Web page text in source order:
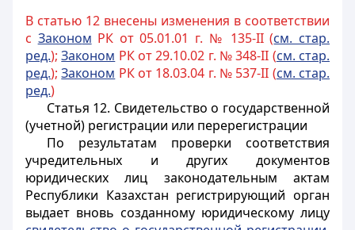
В статью 12 внесены изменения в соответствии
с Законом РК от 05.01.01 г. № 135-II (см. стар.
ред.);Законом РК от 29.10.02 г. № 348-II (см. стар.
ред.);Законом РК от 18.03.04 г. № 537-II (см. стар.
ред.)
Статья 12. Свидетельство о государственной
(учетной) регистрации или перерегистрации
По результатам проверки соответствия
учредительных и других документов
юридических лиц законодательным актам
Республики Казахстан регистрирующий орган
выдает вновь созданному юридическому лицу